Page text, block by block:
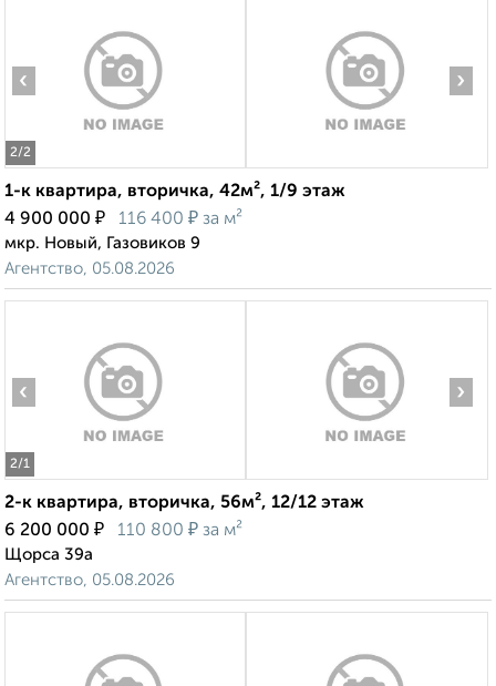
2/2
‹ ›
1-к квартира, вторичка, 42м², 1/9 этаж
4 900 000 ₽ 116 400 ₽ за м²
мкр. Новый, Газовиков 9
Агентство, 05.08.2026
2/1
‹ ›
2-к квартира, вторичка, 56м², 12/12 этаж
6 200 000 ₽ 110 800 ₽ за м²
Щорса 39а
Агентство, 05.08.2026